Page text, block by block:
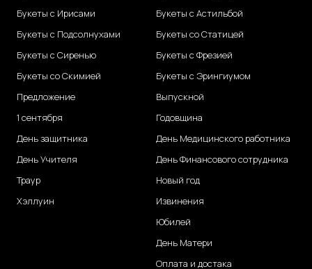
Букеты с Ирисами
Букеты с Подсолнухами
Букеты с Сиренью
Букеты со Скимией
Предложение
1 сентября
День защитника
День Учителя
Траур
Хэллуин
Букеты с Астильбой
Букеты со Статицей
Букеты с Фрезией
Букеты с Эрингиумом
Выпускной
Годовщина
День Медицинского работника
День Финансового сотрудника
Новый год
Извинения
Юбилей
День Матери
Оплата и достака